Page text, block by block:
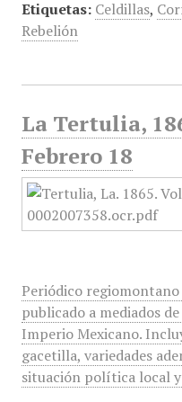
Etiquetas: Celdillas,
Rebelión
La Tertulia,
Febrero 18
Periódico
publicado a mediados
Imperio Mexicano.
gacetilla, variedades
situación política local